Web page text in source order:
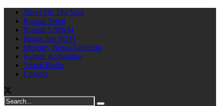
News On The Spot
Rumah Sehat
Rumah UMKM
Bisnis dan SDM
Mercury News-Tainment
Rumah Komunitas
Visual Radio
Contact